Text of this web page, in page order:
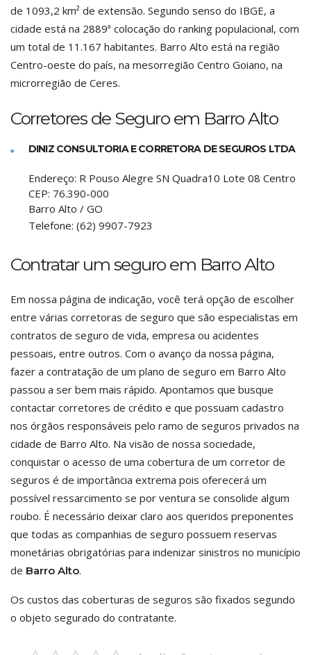
de 1093,2 km² de extensão. Segundo senso do IBGE, a
cidade está na 2889ª colocação do ranking populacional, com
um total de 11.167 habitantes. Barro Alto está na região
Centro-oeste do país, na mesorregião Centro Goiano, na
microrregião de Ceres.
Corretores de Seguro em Barro Alto
DINIZ CONSULTORIA E CORRETORA DE SEGUROS LTDA
Endereço: R Pouso Alegre SN Quadra10 Lote 08 Centro
CEP: 76.390-000
Barro Alto / GO
Telefone: (62) 9907-7923
Contratar um seguro em Barro Alto
Em nossa página de indicação, você terá opção de escolher
entre várias corretoras de seguro que são especialistas em
contratos de seguro de vida, empresa ou acidentes
pessoais, entre outros. Com o avanço da nossa página,
fazer a contratação de um plano de seguro em Barro Alto
passou a ser bem mais rápido. Apontamos que busque
contactar corretores de crédito e que possuam cadastro
nos órgãos responsáveis pelo ramo de seguros privados na
cidade de Barro Alto. Na visão de nossa sociedade,
conquistar o acesso de uma cobertura de um corretor de
seguros é de importância extrema pois oferecerá um
possível ressarcimento se por ventura se consolide algum
roubo. É necessário deixar claro aos queridos preponentes
que todas as companhias de seguro possuem reservas
monetárias obrigatórias para indenizar sinistros no município
de Barro Alto.
Os custos das coberturas de seguros são fixados segundo
o objeto segurado do contratante.